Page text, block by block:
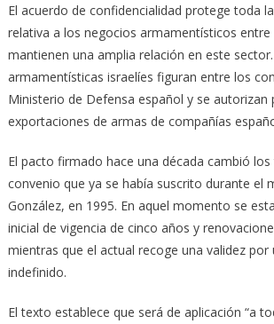
El acuerdo de confidencialidad protege toda
relativa a los negocios armamentísticos entre
mantienen una amplia relación en este
armamentísticas israelíes figuran entre los
Ministerio de Defensa español y se autorizan
exportaciones de armas de compañías
El pacto firmado hace una década cambió
convenio que ya se había suscrito durante el
González, en 1995. En aquel momento se
inicial de vigencia de cinco años y
mientras que el actual recoge una validez por
indefinido.
El texto establece que será de aplicación “a